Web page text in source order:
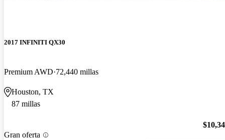
2017 INFINITI QX30
Premium AWD 72,440 millas
Houston, TX
87 millas
Gran oferta